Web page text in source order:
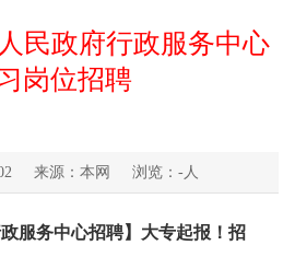
民政府行政服务中心
岗位招聘
来源：本网 浏览： - 人
服务中心招聘】大专起报！招